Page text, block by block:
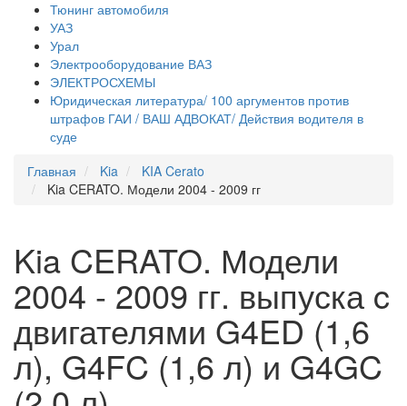
Тюнинг автомобиля
УАЗ
Урал
Электрооборудование ВАЗ
ЭЛЕКТРОСХЕМЫ
Юридическая литература/ 100 аргументов против
штрафов ГАИ / ВАШ АДВОКАТ/ Действия водителя в
суде
Главная
Kia
KIA Cerato
Kia CERATO. Модели 2004 - 2009 гг
Kia CERATO. Модели
2004 - 2009 гг. выпуска c
двигателями G4ED (1,6
л), G4FC (1,6 л) и G4GC